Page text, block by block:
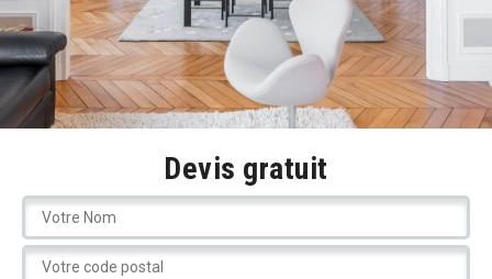
Devis gratuit